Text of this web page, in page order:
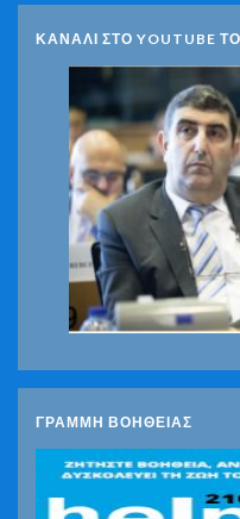
ΚΑΝΑΛΙ ΣΤΟ YOUTUBE
ΓΡΑΜΜΗ ΒΟΗΘΕΙΑΣ